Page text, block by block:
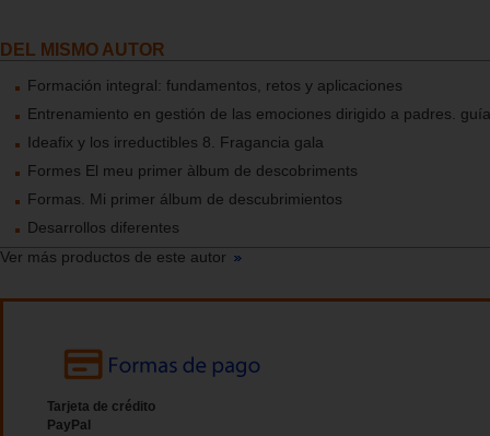
DEL MISMO AUTOR
Formación integral: fundamentos, retos y aplicaciones
Entrenamiento en gestión de las emociones dirigido a padres.
Ideafix y los irreductibles 8. Fragancia gala
Formes El meu primer àlbum de descobriments
Formas. Mi primer álbum de descubrimientos
Desarrollos diferentes
Ver más productos de este autor
Tarjeta de crédito
PayPal